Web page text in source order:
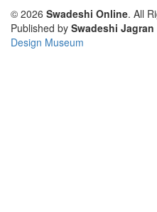
© 2026 Swadeshi Online. All
Published by Swadeshi
Design Museum